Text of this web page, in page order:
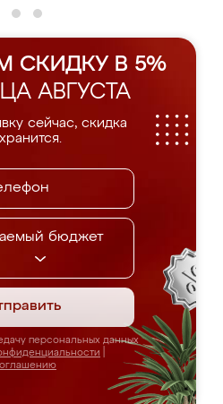
СКИДКУ В 5%
АВГУСТА
сейчас, скидка
бюджет
персональных данных